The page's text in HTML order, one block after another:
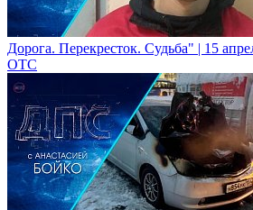
Дорога. Перекресток. Судьба" | 15
ОТС